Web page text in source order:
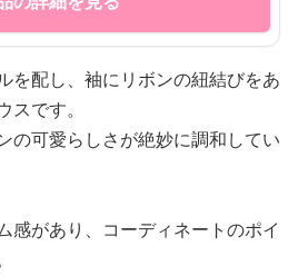
を配し、袖にリボンの紐結びをあ
です。
の可愛らしさが絶妙に調和してい
感があり、コーディネートのポイ